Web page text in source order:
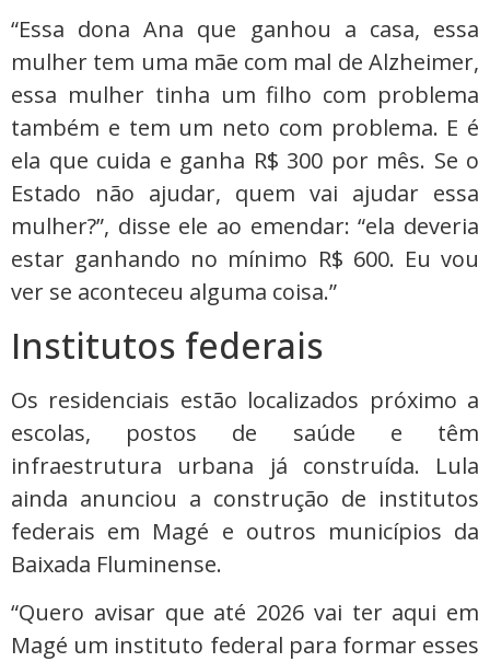
“Essa dona Ana que ganhou a casa, essa
mulher tem uma mãe com mal de Alzheimer,
essa mulher tinha um filho com problema
também e tem um neto com problema. E é
ela que cuida e ganha R$ 300 por mês. Se o
Estado não ajudar, quem vai ajudar essa
mulher?”, disse ele ao emendar: “ela deveria
estar ganhando no mínimo R$ 600. Eu vou
ver se aconteceu alguma coisa.”
Institutos federais
Os residenciais estão localizados próximo a
escolas, postos de saúde e têm
infraestrutura urbana já construída. Lula
ainda anunciou a construção de institutos
federais em Magé e outros municípios da
Baixada Fluminense.
“Quero avisar que até 2026 vai ter aqui em
Magé um instituto federal para formar esses